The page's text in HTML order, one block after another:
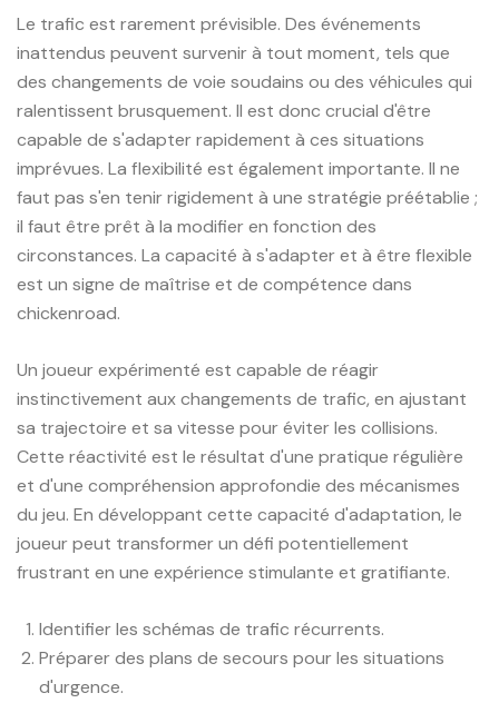
Le trafic est rarement prévisible. Des événements
inattendus peuvent survenir à tout moment, tels que
des changements de voie soudains ou des véhicules qui
ralentissent brusquement. Il est donc crucial d'être
capable de s'adapter rapidement à ces situations
imprévues. La flexibilité est également importante. Il ne
faut pas s'en tenir rigidement à une stratégie préétablie ;
il faut être prêt à la modifier en fonction des
circonstances. La capacité à s'adapter et à être flexible
est un signe de maîtrise et de compétence dans
chickenroad.
Un joueur expérimenté est capable de réagir
instinctivement aux changements de trafic, en ajustant
sa trajectoire et sa vitesse pour éviter les collisions.
Cette réactivité est le résultat d'une pratique régulière
et d'une compréhension approfondie des mécanismes
du jeu. En développant cette capacité d'adaptation, le
joueur peut transformer un défi potentiellement
frustrant en une expérience stimulante et gratifiante.
Identifier les schémas de trafic récurrents.
Préparer des plans de secours pour les situations
d'urgence.